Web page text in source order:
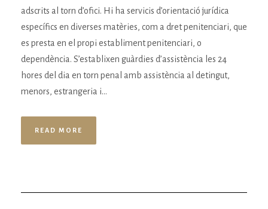
adscrits al torn d’ofici. Hi ha servicis d’orientació jurídica
específics en diverses matèries, com a dret penitenciari, que
es presta en el propi establiment penitenciari, o
dependència. S’establixen guàrdies d’assistència les 24
hores del dia en torn penal amb assistència al detingut,
menors, estrangeria i...
READ MORE